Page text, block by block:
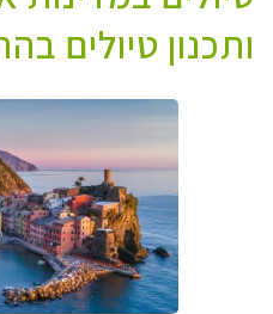
ותכנון טיולים